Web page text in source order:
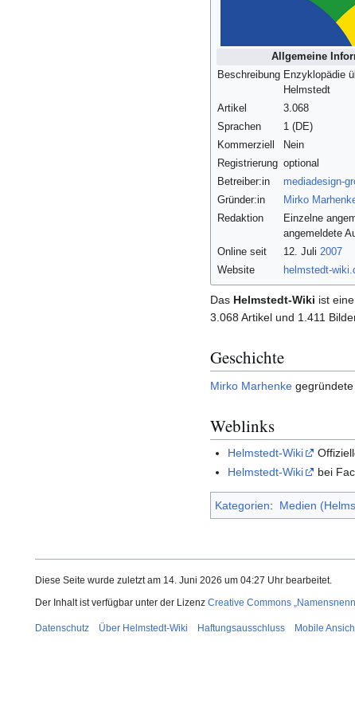
Allgemeine
Beschreibung Enzyklopädie
Helmstedt
Artikel
3.068
Sprachen
1 (DE)
Kommerziell
Nein
Registrierung optional
Betreiber:in
mediadesign-
Gründer:in
Mirko
Redaktion
Einzelne
angemeldete
Online seit
12. Juli 2007
Website
helmstedt-
Das Helmstedt-Wiki ist
3.068 Artikel und 1.411
Geschichte
Mirko Marhenke
Weblinks
Helmstedt-Wiki
Helmstedt-Wiki
bei
Kategorien: Medien
Diese Seite wurde zuletzt am 14. Juni 2026 um 04:27 Uhr bearbeitet.
Der Inhalt ist verfügbar unter der Lizenz Creative Commons
Datenschutz Über Helmstedt-Wiki Haftungsausschluss Mobile